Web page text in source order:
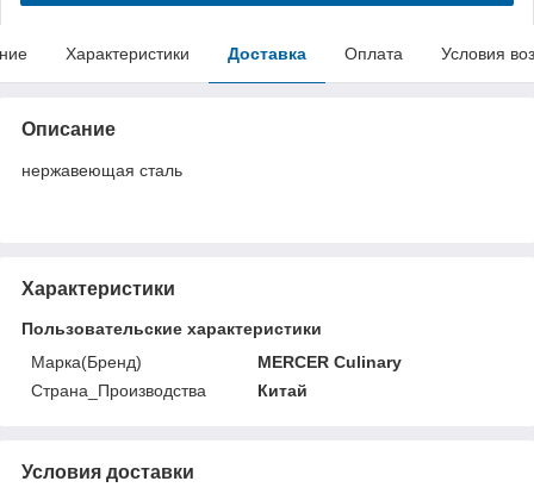
Характеристики Доставка Оплата Условия
Описание
нержавеющая сталь
Характеристики
Пользовательские характеристики
Марка(Бренд)
MERCER Culinary
Страна_Производства
Китай
Условия доставки